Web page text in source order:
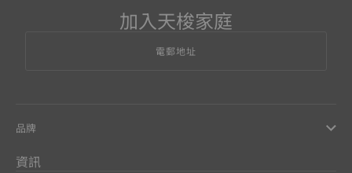
加入天梭家庭
電郵地址
品牌
資訊